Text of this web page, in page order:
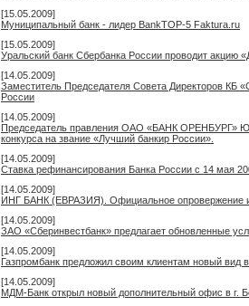
[15.05.2009]
Муниципальный банк - лидер BankTOP-5 Faktura.ru
[15.05.2009]
Уральский банк Сбербанка России проводит акцию
[14.05.2009]
Заместитель Председателя Совета Директоров КБ
России
[14.05.2009]
Председатель правления ОАО «БАНК ОРЕНБУРГ»
конкурса на звание «Лучший банкир России».
[14.05.2009]
Ставка рефинансирования Банка России с 14 мая
[14.05.2009]
ИНГ БАНК (ЕВРАЗИЯ). Официальное
[14.05.2009]
ЗАО «Сберинвестбанк» предлагает обновленные
[14.05.2009]
Газпромбанк предложил своим клиентам новый вид
[14.05.2009]
МДМ-Банк открыл новый дополнительный офис в г.